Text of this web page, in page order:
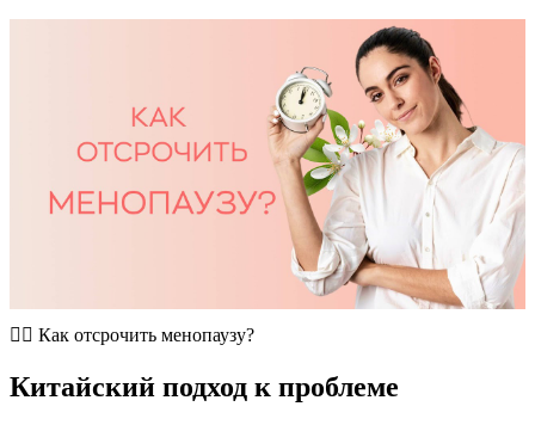
​🤷‍♀️ Как отсрочить менопаузу?
Китайский подход к проблеме